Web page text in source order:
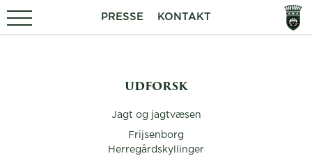
PRESSE KONTAKT
UDFORSK
Jagt og jagtvæsen
Frijsenborg
Herregårdskyllinger